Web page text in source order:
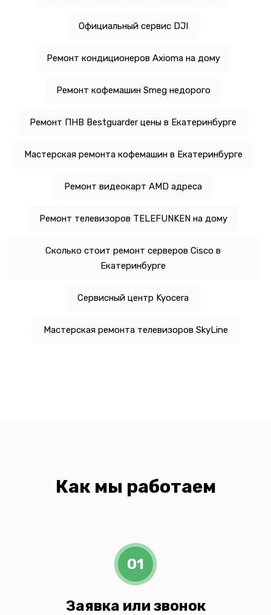
Официальный сервис DJI
Ремонт кондиционеров Axioma на дому
Ремонт кофемашин Smeg недорого
Ремонт ПНВ Bestguarder цены в Екатеринбурге
Мастерская ремонта кофемашин в Екатеринбурге
Ремонт видеокарт AMD адреса
Ремонт телевизоров TELEFUNKEN на дому
Сколько стоит ремонт серверов Cisco в
Екатеринбурге
Сервисный центр Kyocera
Мастерская ремонта телевизоров SkyLine
Как мы работаем
01
Заявка или звонок